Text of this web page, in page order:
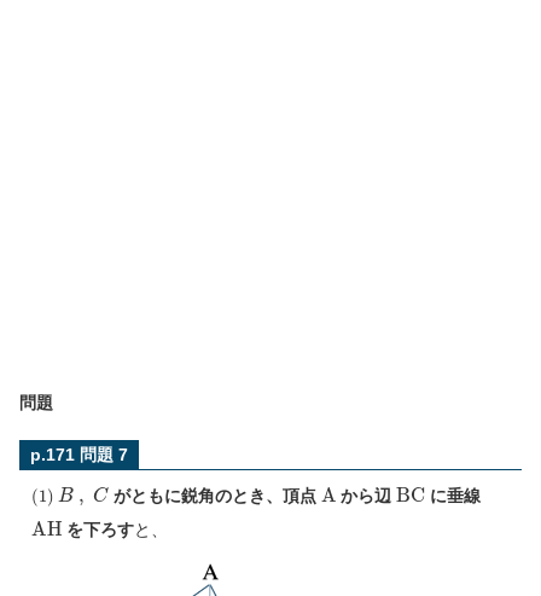
問題
p.171 問題 7
( 1 B Cがともに鋭角のとき、頂点 A から辺B C に垂線
A H を下ろすと、